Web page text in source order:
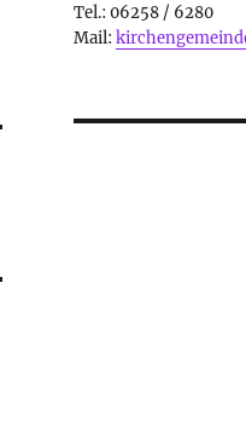
Tel.: 06258 / 6280
Mail: